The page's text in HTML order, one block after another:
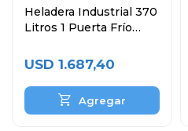
Heladera Industrial 370
Litros 1 Puerta Frío
USD 1.687,40